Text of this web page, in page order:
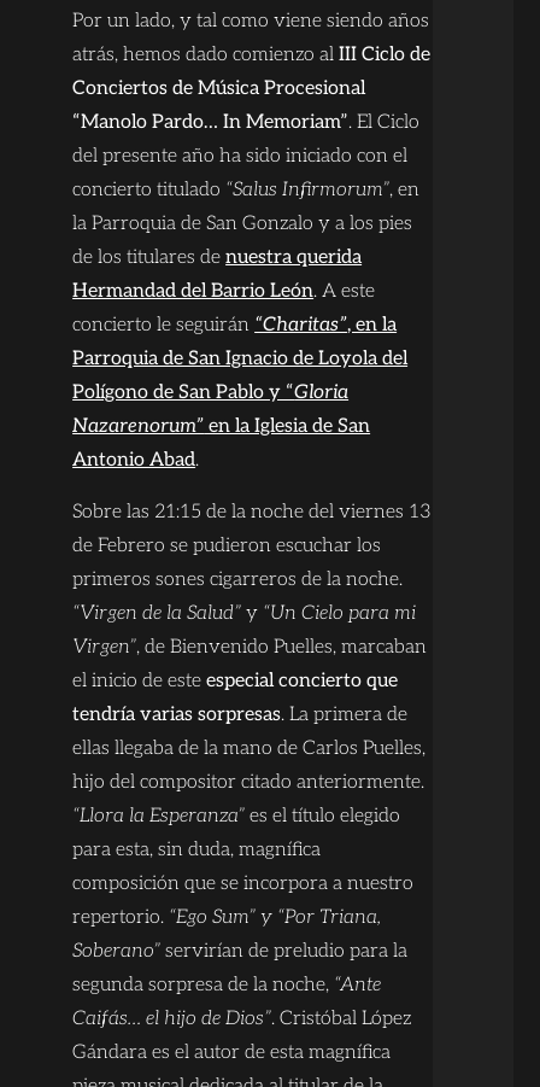
Por un lado, y tal como viene siendo años
atrás, hemos dado comienzo al III Ciclo de
Conciertos de Música Procesional
“Manolo Pardo… In Memoriam”. El Ciclo
del presente año ha sido iniciado con el
concierto titulado “Salus Infirmorum”, en
la Parroquia de San Gonzalo y a los pies
de los titulares denuestra querida
Hermandad del Barrio León. A este
concierto le seguirán “Charitas”, en la
Parroquia de San Ignacio de Loyola del
Polígono de San Pablo y “Gloria
Nazarenorum” en la Iglesia de San
Antonio Abad.
Sobre las 21:15 de la noche del viernes 13
de Febrero se pudieron escuchar los
primeros sones cigarreros de la noche.
“Virgen de la Salud” y “Un Cielo para mi
Virgen”, de Bienvenido Puelles, marcaban
el inicio de esteespecial concierto que
tendría varias sorpresas. La primera de
ellas llegaba de la mano de Carlos Puelles,
hijo del compositor citado anteriormente.
“Llora la Esperanza” es el título elegido
para esta, sin duda, magnífica
composición que se incorpora a nuestro
repertorio. “Ego Sum” y “Por Triana,
Soberano” servirían de preludio para la
segunda sorpresa de la noche, “Ante
Caifás… el hijo de Dios”. Cristóbal López
Gándara es el autor de esta magnífica